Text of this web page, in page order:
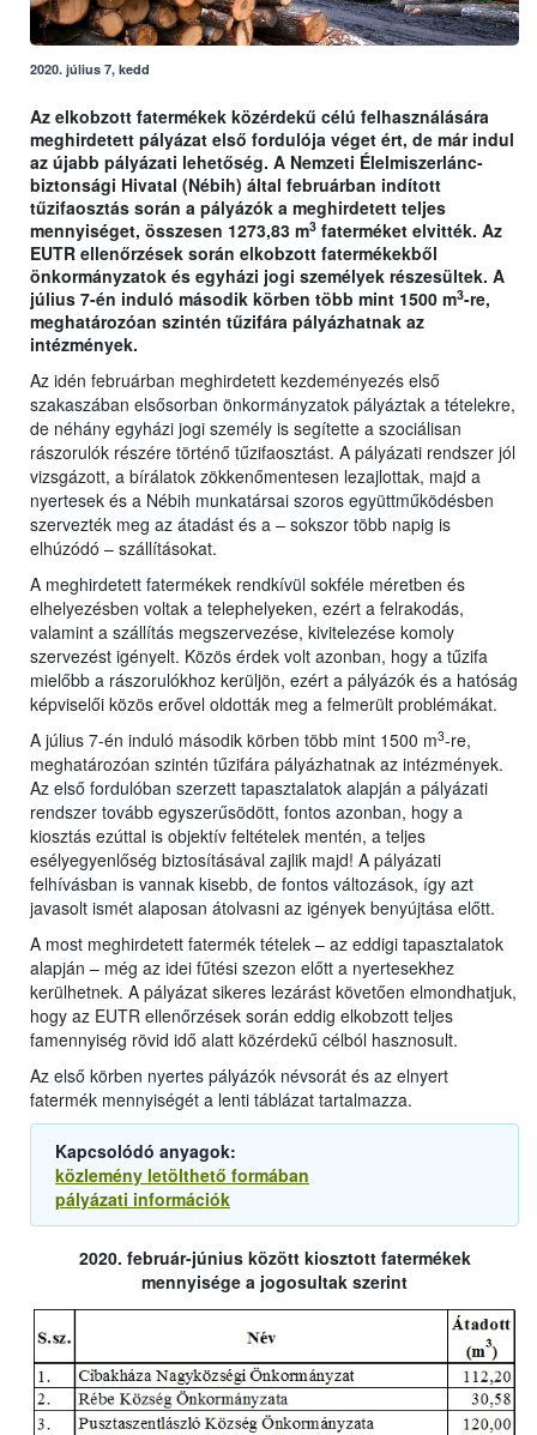
2020. július 7, kedd
Az elkobzott fatermékek közérdekű célú felhasználására
meghirdetett pályázat első fordulója véget ért, de már indul
az újabb pályázati lehetőség. A Nemzeti Élelmiszerlánc-
biztonsági Hivatal (Nébih) által februárban indított
tűzifaosztás során a pályázók a meghirdetett teljes
mennyiséget, összesen 1273,83 m3 faterméket elvitték. Az
EUTR ellenőrzések során elkobzott fatermékekből
önkormányzatok és egyházi jogi személyek részesültek. A
július 7-én induló második körben több mint 1500 m3-re,
meghatározóan szintén tűzifára pályázhatnak az
intézmények.
Az idén februárban meghirdetett kezdeményezés első
szakaszában elsősorban önkormányzatok pályáztak a tételekre,
de néhány egyházi jogi személy is segítette a szociálisan
rászorulók részére történő tűzifaosztást. A pályázati rendszer jól
vizsgázott, a bírálatok zökkenőmentesen lezajlottak, majd a
nyertesek és a Nébih munkatársai szoros együttműködésben
szervezték meg az átadást és a – sokszor több napig is
elhúzódó – szállításokat.
A meghirdetett fatermékek rendkívül sokféle méretben és
elhelyezésben voltak a telephelyeken, ezért a felrakodás,
valamint a szállítás megszervezése, kivitelezése komoly
szervezést igényelt. Közös érdek volt azonban, hogy a tűzifa
mielőbb a rászorulókhoz kerüljön, ezért a pályázók és a hatóság
képviselői közös erővel oldották meg a felmerült problémákat.
A július 7-én induló második körben több mint 1500 m3-re,
meghatározóan szintén tűzifára pályázhatnak az intézmények.
Az első fordulóban szerzett tapasztalatok alapján a pályázati
rendszer tovább egyszerűsödött, fontos azonban, hogy a
kiosztás ezúttal is objektív feltételek mentén, a teljes
esélyegyenlőség biztosításával zajlik majd! A pályázati
felhívásban is vannak kisebb, de fontos változások, így azt
javasolt ismét alaposan átolvasni az igények benyújtása előtt.
A most meghirdetett fatermék tételek – az eddigi tapasztalatok
alapján – még az idei fűtési szezon előtt a nyertesekhez
kerülhetnek. A pályázat sikeres lezárást követően elmondhatjuk,
hogy az EUTR ellenőrzések során eddig elkobzott teljes
famennyiség rövid idő alatt közérdekű célból hasznosult.
Az első körben nyertes pályázók névsorát és az elnyert
fatermék mennyiségét a lenti táblázat tartalmazza.
Kapcsolódó anyagok:
közlemény letölthető formában
pályázati információk
2020. február-június között kiosztott fatermékek
mennyisége a jogosultak szerint